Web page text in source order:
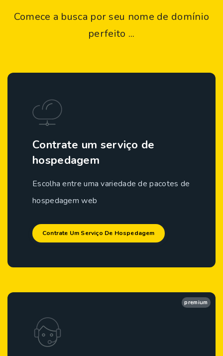
Comece a busca por seu nome de domínio
perfeito ...
Contrate um serviço de
hospedagem
Escolha entre uma variedade de pacotes de
hospedagem web
Contrate Um Serviço De Hospedagem
premium